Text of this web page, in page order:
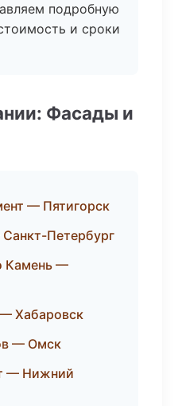
подробную
и сроки
Фасады и
— Пятигорск
Петербург
Камень —
Хабаровск
— Омск
— Нижний